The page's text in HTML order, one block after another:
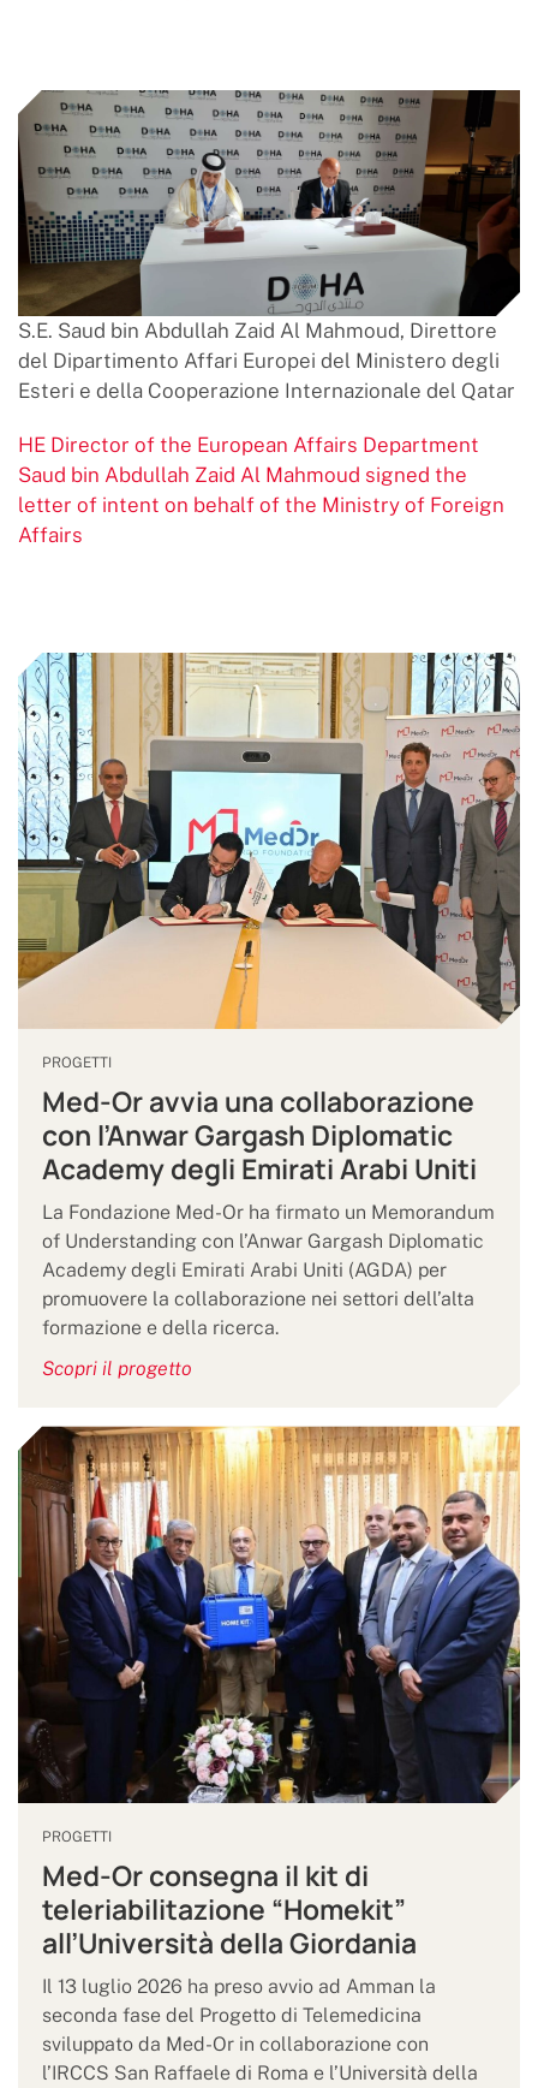
S.E. Saud bin Abdullah Zaid Al Mahmoud, Direttore
del Dipartimento Affari Europei del Ministero degli
Esteri e della Cooperazione Internazionale del Qatar
HE Director of the European Affairs Department
Saud bin Abdullah Zaid Al Mahmoud signed the
letter of intent on behalf of the Ministry of Foreign
Affairs
PROGETTI
Med-Or avvia una collaborazione
con l’Anwar Gargash Diplomatic
Academy degli Emirati Arabi Uniti
La Fondazione Med-Or ha firmato un Memorandum
of Understanding con l’Anwar Gargash Diplomatic
Academy degli Emirati Arabi Uniti (AGDA) per
promuovere la collaborazione nei settori dell’alta
formazione e della ricerca.
Scopri il progetto
PROGETTI
Med-Or consegna il kit di
teleriabilitazione “Homekit”
all’Università della Giordania
Il 13 luglio 2026 ha preso avvio ad Amman la
seconda fase del Progetto di Telemedicina
sviluppato da Med-Or in collaborazione con
l’IRCCS San Raffaele di Roma e l’Università della